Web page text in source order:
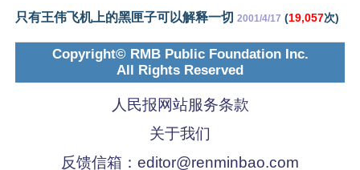
只有王伟飞机上的黑匣子可以解释一切 2001/4/17 (19,057次)
Copyright© RMB Public Foundation Inc.
All Rights Reserved
人民报网站服务条款
关于我们
反馈信箱： editor@renminbao.com